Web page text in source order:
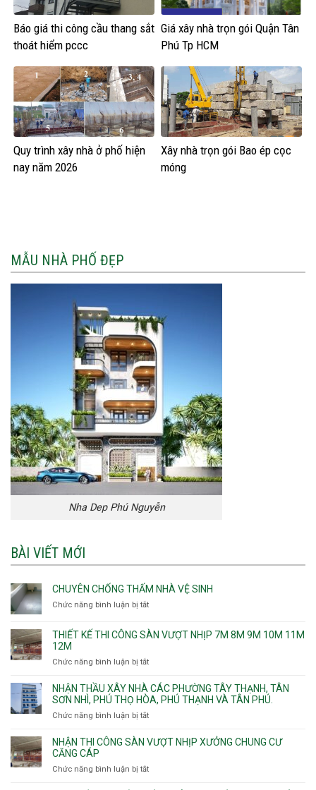
Báo giá thi công cầu thang sắt
thoát hiểm pccc
Giá xây nhà trọn gói Quận Tân
Phú Tp HCM
Quy trình xây nhà ở phố hiện
nay năm 2026
Xây nhà trọn gói Bao ép cọc
móng
MẪU NHÀ PHỐ ĐẸP
Nha Dep Phú Nguyễn
BÀI VIẾT MỚI
CHUYÊN CHỐNG THẤM NHÀ VỆ SINH
Chức năng bình luận bị tắt
chống
thấm
THIẾT KẾ THI CÔNG SÀN VƯỢT NHỊP 7M 8M 9M 10M 11M
12M
Chức năng bình luận bị tắt
kế
thi
nhịp
NHẬN THẦU XÂY NHÀ CÁC PHƯỜNG TÂY THẠNH, TÂN
SƠN NHÌ, PHÚ THỌ HÒA, PHÚ THẠNH VÀ TÂN PHÚ.
Chức năng bình luận bị tắt
thầu
phường
NHẬN THI CÔNG SÀN VƯỢT NHỊP XƯỞNG CHUNG CƯ
CĂNG CÁP
Chức năng bình luận bị tắt